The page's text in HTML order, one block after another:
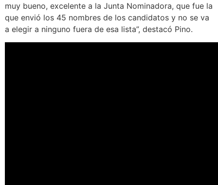
muy bueno, excelente a la Junta Nominadora, que fue la
que envió los 45 nombres de los candidatos y no se va
a elegir a ninguno fuera de esa lista”, destacó Pino.